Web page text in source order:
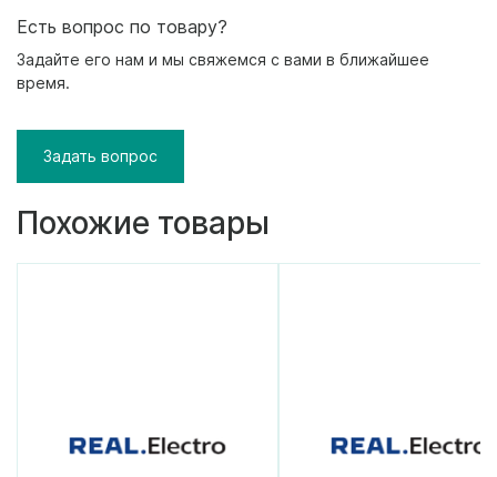
Есть вопрос по товару?
Задайте его нам и мы свяжемся с вами в ближайшее
время.
Задать вопрос
Похожие товары